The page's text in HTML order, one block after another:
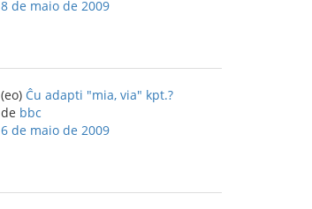
8 de maio de 2009
(eo) Ĉu adapti "mia, via" kpt.?
de bbc
6 de maio de 2009